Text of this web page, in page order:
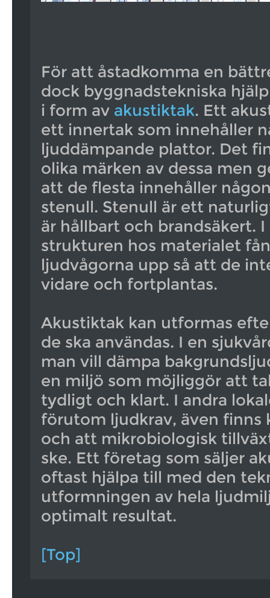
För att åstadkomma en
dock byggnadstekniska
i form av akustiktak. Ett
ett innertak som innehåller
ljuddämpande plattor. Det
olika märken av dessa men
att de flesta innehåller
stenull. Stenull är ett
är hållbart och brandsäkert.
strukturen hos materialet
ljudvågorna upp så att de
vidare och fortplantas.
Akustiktak kan utformas
de ska användas. I en
man vill dämpa
en miljö som möjliggör att
tydligt och klart. I andra
förutom ljudkrav, även finns
och att mikrobiologisk
ske. Ett företag som säljer
oftast hjälpa till med den
utformningen av hela
optimalt resultat.
[Top]